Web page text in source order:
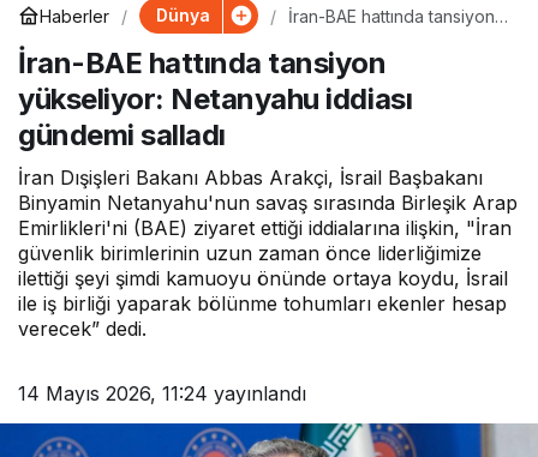
Haberler Dünya
İran-BAE hattında tansiyon
iddiası gündemi salladı
İran-BAE hattında tansiyon
yükseliyor: Netanyahu iddiası
gündemi salladı
İran Dışişleri Bakanı Abbas Arakçi, İsrail Başbakanı
Binyamin Netanyahu'nun savaş sırasında Birleşik Arap
Emirlikleri'ni (BAE) ziyaret ettiği iddialarına ilişkin, "İran
güvenlik birimlerinin uzun zaman önce liderliğimize
ilettiği şeyi şimdi kamuoyu önünde ortaya koydu, İsrail
ile iş birliği yaparak bölünme tohumları ekenler hesap
verecek” dedi.
14 Mayıs 2026, 11:24 yayınlandı